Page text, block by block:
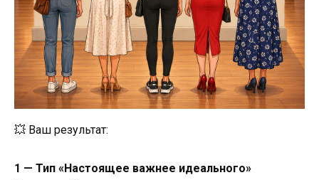
💥 Ваш результат:
1 — Тип «Настоящее важнее идеального»